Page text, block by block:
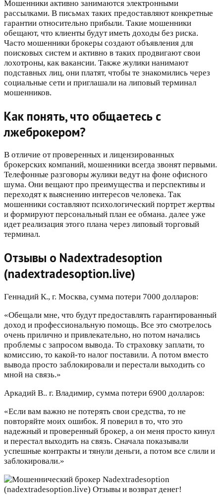
Мошенники активно занимаются электронными
рассылками. В письмах таких предоставляют конкретные
гарантии относительно прибыли. Такие мошенники
обещают, что клиенты будут иметь доходы без риска.
Часто мошенники брокеры создают объявления для
поисковых систем и активно в таких продвигают свои
лохотроны, как вакансии. Также жулики нанимают
подставных лиц, они платят, чтобы те знакомились через
социальные сети и приглашали на липовый терминал
мошенников.
Как понять, что общаетесь с
лжеброкером?
В отличие от проверенных и лицензированных
брокерских компаний, мошенники всегда звонят первыми.
Телефонные разговоры жулики ведут на фоне офисного
шума. Они вещают про преимущества и перспективы и
переходят к выяснению интересов человека. Так
мошенники составляют психологический портрет жертвы
и формируют персональный план ее обмана. далее уже
идет реализация этого плана через липовый торговый
терминал.
Отзывы о Nadextradesoption
(nadextradesoption.live)
Геннадий К., г. Москва, сумма потери 7000 долларов:
«Обещали мне, что будут предоставлять гарантированный
доход и профессиональную помощь. Все это смотрелось
очень прилично и привлекательно, но потом начались
проблемы с запросом вывода. То страховку заплати, то
комиссию, то какой-то налог поставили. А потом вместо
вывода просто заблокировали и перестали выходить со
мной на связь.»
Аркадий В.. г. Владимир, сумма потери 6900 долларов:
«Если вам важно не потерять свои средства, то не
повторяйте моих ошибок. Я поверил в то, что это
надежный и проверенный брокер, а он меня просто кинул
и перестал выходить на связь. Сначала показывали
успешные контракты и тянули деньги, а потом все слили и
заблокировали.»